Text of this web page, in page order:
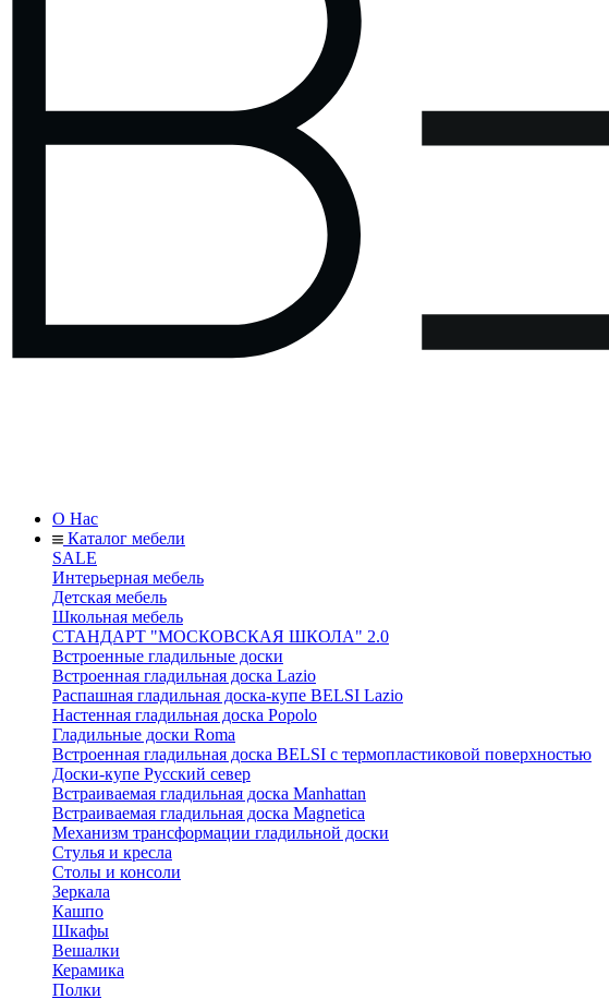
О Нас
Каталог мебели
SALE
Интерьерная мебель
Детская мебель
Школьная мебель
СТАНДАРТ "МОСКОВСКАЯ ШКОЛА" 2.0
Встроенные гладильные доски
Встроенная гладильная доска Lazio
Распашная гладильная доска-купе BELSI Lazio
Настенная гладильная доска Popolo
Гладильные доски Roma
Встроенная гладильная доска BELSI с термопластиковой поверхностью
Доски-купе Русский север
Встраиваемая гладильная доска Manhattan
Встраиваемая гладильная доска Magnetica
Механизм трансформации гладильной доски
Стyлья и кресла
Столы и консоли
Зеркала
Кашпо
Шкафы
Вешалки
Керамика
Полки